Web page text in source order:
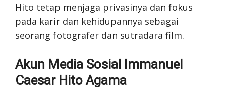
Hito tetap menjaga privasinya dan fokus
pada karir dan kehidupannya sebagai
seorang fotografer dan sutradara film.
Akun Media Sosial Immanuel
Caesar Hito Agama